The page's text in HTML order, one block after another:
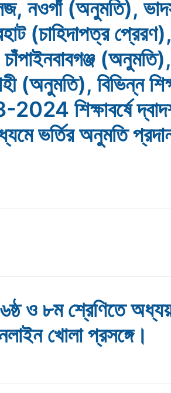
নওগাঁ (অনুমতি),
(চাহিদাপত্র
(অনুমতি),
(অনুমতি), বিভিন্ন
শিক্ষাবর্ষে
ভর্তির অনুমতি
ও ৮ম শ্রেণিতে
খোলা প্রসঙ্গে।